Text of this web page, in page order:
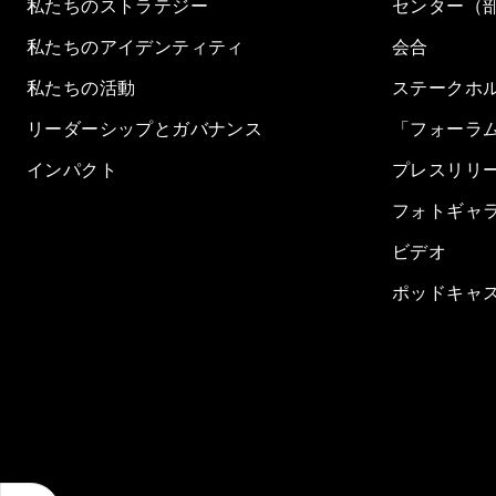
私たちのストラテジー
私たちのアイデンティティ
私たちの活動
リーダーシップとガバナンス
インパクト
センター（
会合
ステークホ
「フォーラ
プレスリリ
フォトギャ
ビデオ
ポッドキャ